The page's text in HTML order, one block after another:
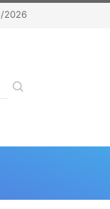
2026